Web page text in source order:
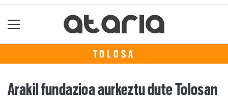
TOLOSA
Arakil fundazioa aurkeztu dute Tolosan